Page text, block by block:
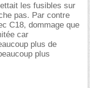
les fusibles sur
pas. Par contre
C18, dommage que
car
plus de
plus